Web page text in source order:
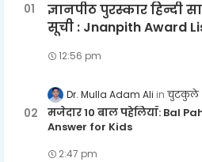
ज्ञानपीठ पुरस्कार हिन्दी
सूची : Jnanpith Award
12:56 pm
Dr. Mulla Adam Ali चुटकुले
मजेदार 10 बाल पहेलियाँ: Bal
Answer for Kids
2:47 pm